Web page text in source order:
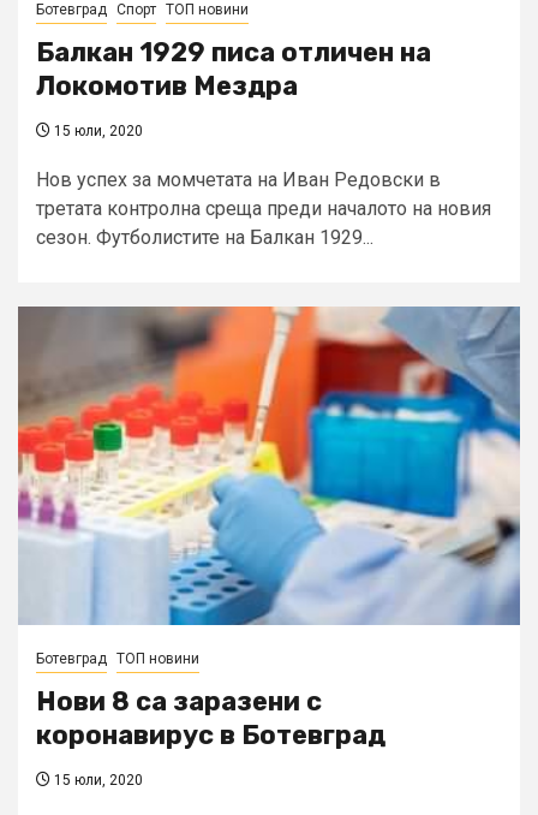
Ботевград Спорт ТОП новини
Балкан 1929 писа отличен на
Локомотив Мездра
15 юли, 2020
Нов успех за момчетата на Иван Редовски в
третата контролна среща преди началото на новия
сезон. Футболистите на Балкан 1929...
Ботевград ТОП новини
Нови 8 са заразени с
коронавирус в Ботевград
15 юли, 2020